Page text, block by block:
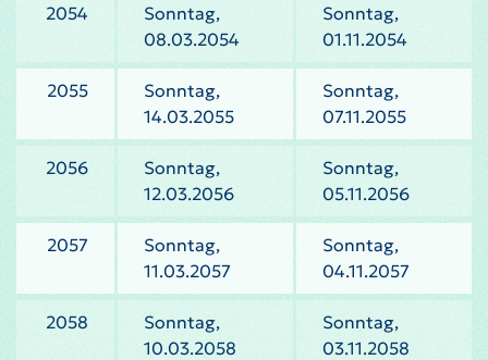
2054
Sonntag,
08.03.2054
Sonntag,
01.11.2054
2055
Sonntag,
14.03.2055
Sonntag,
07.11.2055
2056
Sonntag,
12.03.2056
Sonntag,
05.11.2056
2057
Sonntag,
11.03.2057
Sonntag,
04.11.2057
2058
Sonntag,
10.03.2058
Sonntag,
03.11.2058